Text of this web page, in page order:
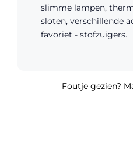
slimme lampen,
sloten, verschillende
favoriet - stofzuigers.
Foutje gezien?